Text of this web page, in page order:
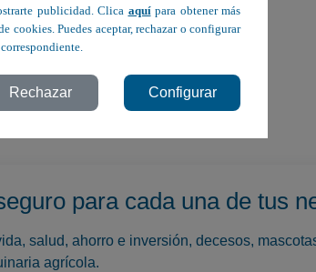
diálogo.
para cada una de tus
salud, ahorro e inversión, decesos,
agrícola.
publicidad. Clica aquípara obtener más
cookies. Puedes aceptar, rechazar o configurar
Rechazar Configurar